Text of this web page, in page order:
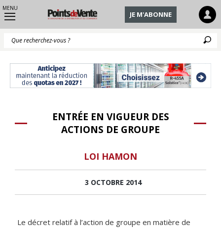
MENU
JE M'ABONNE
ENTRÉE EN VIGUEUR DES
ACTIONS DE GROUPE
LOI HAMON
3 OCTOBRE 2014
Le décret relatif à l’action de groupe en matière de